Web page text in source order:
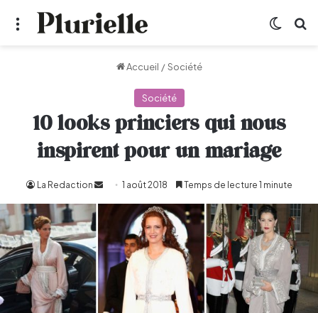
Menu
Accueil / Société
Société
10 looks princiers qui nous
inspirent pour un mariage
La Redaction
Envoyer
un
courriel
1 août 2018 Temps de lecture 1 minute